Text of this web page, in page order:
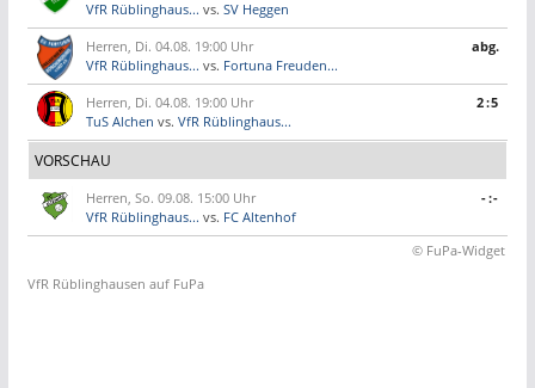
VfR Rüblinghaus... vs. SV Heggen
Herren, Di. 04.08. 19:00 Uhr
VfR Rüblinghaus... vs. Fortuna Freuden...
abg.
Herren, Di. 04.08. 19:00 Uhr
TuS Alchen vs. VfR Rüblinghaus...
2:5
VORSCHAU
Herren, So. 09.08. 15:00 Uhr
VfR Rüblinghaus... vs. FC Altenhof
-:-
© FuPa-Widget
VfR Rüblinghausen auf FuPa